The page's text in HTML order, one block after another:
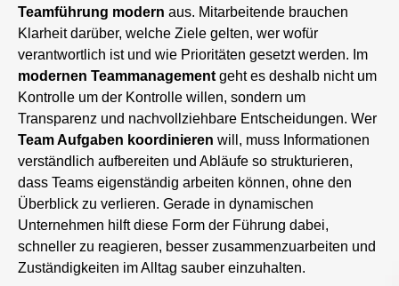
Teamführung modern aus. Mitarbeitende brauchen
Klarheit darüber, welche Ziele gelten, wer wofür
verantwortlich ist und wie Prioritäten gesetzt werden. Im
modernen Teammanagement geht es deshalb nicht um
Kontrolle um der Kontrolle willen, sondern um
Transparenz und nachvollziehbare Entscheidungen. Wer
Team Aufgaben koordinieren will, muss Informationen
verständlich aufbereiten und Abläufe so strukturieren,
dass Teams eigenständig arbeiten können, ohne den
Überblick zu verlieren. Gerade in dynamischen
Unternehmen hilft diese Form der Führung dabei,
schneller zu reagieren, besser zusammenzuarbeiten und
Zuständigkeiten im Alltag sauber einzuhalten.